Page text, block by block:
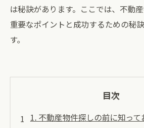
は秘訣があります。ここでは、不動
重要なポイントと成功するための秘
す。
目次
1. 不動産物件探しの前に知って